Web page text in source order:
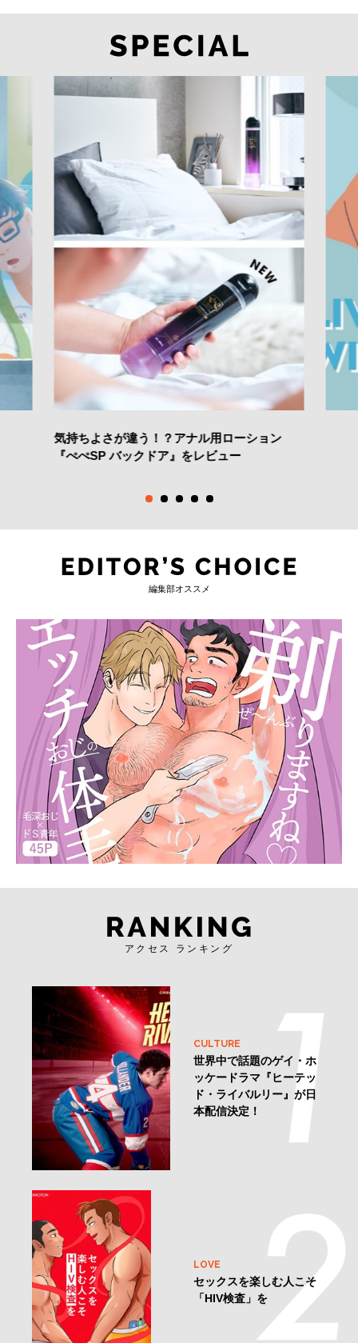
気持ちよさが違う！？アナル用ローション
『ぺぺSP バックドア』をレビュー
編集部オススメ
アクセス ランキング
CULTURE
世界中で話題のゲイ・ホ
ッケードラマ『ヒーテッ
ド・ライバルリー』が日
本配信決定！
LOVE
セックスを楽しむ人こそ
「HIV検査」を